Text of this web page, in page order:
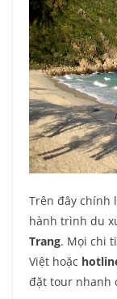
Trên đây chính
hành trình du
Trang. Mọi chi
Việt hoặc
đặt tour nhanh